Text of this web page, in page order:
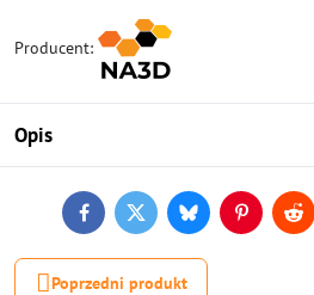
Producent:
Opis
FacebookTwitterBlueskyPinterest
Poprzedni produkt